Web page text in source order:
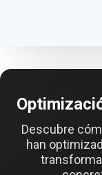
Descubre
han